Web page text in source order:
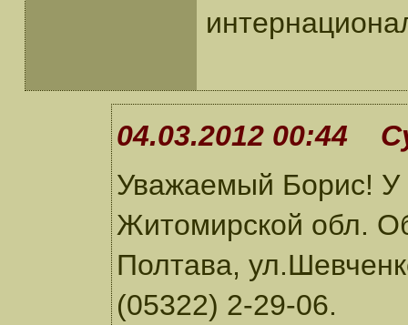
04.03.2012 00:44
Уважаемый Борис! У
Житомирской обл.
Полтава,
(05322) 2-29-06.